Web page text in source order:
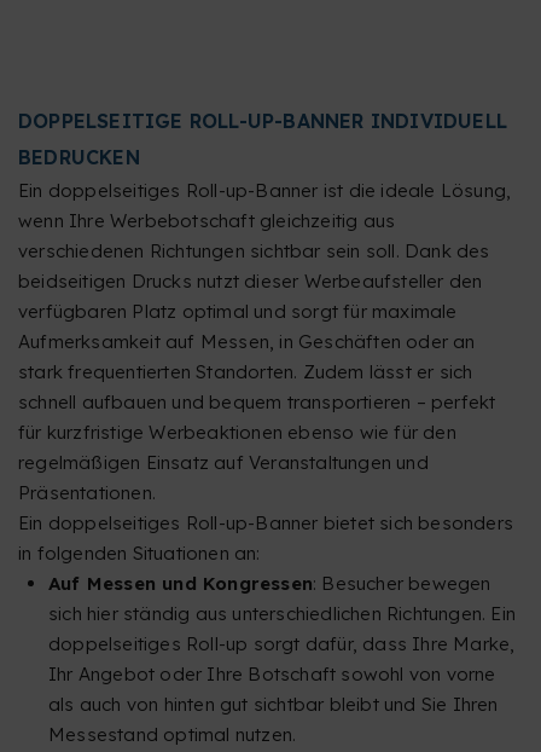
DOPPELSEITIGE ROLL-UP-BANNER INDIVIDUELL
BEDRUCKEN
Ein doppelseitiges Roll-up-Banner ist die ideale Lösung,
wenn Ihre Werbebotschaft gleichzeitig aus
verschiedenen Richtungen sichtbar sein soll. Dank des
beidseitigen Drucks nutzt dieser Werbeaufsteller den
verfügbaren Platz optimal und sorgt für maximale
Aufmerksamkeit auf Messen, in Geschäften oder an
stark frequentierten Standorten. Zudem lässt er sich
schnell aufbauen und bequem transportieren – perfekt
für kurzfristige Werbeaktionen ebenso wie für den
regelmäßigen Einsatz auf Veranstaltungen und
Präsentationen.
Ein doppelseitiges Roll-up-Banner bietet sich besonders
in folgenden Situationen an:
Auf Messen und Kongressen: Besucher bewegen
sich hier ständig aus unterschiedlichen Richtungen. Ein
doppelseitiges Roll-up sorgt dafür, dass Ihre Marke,
Ihr Angebot oder Ihre Botschaft sowohl von vorne
als auch von hinten gut sichtbar bleibt und Sie Ihren
Messestand optimal nutzen.